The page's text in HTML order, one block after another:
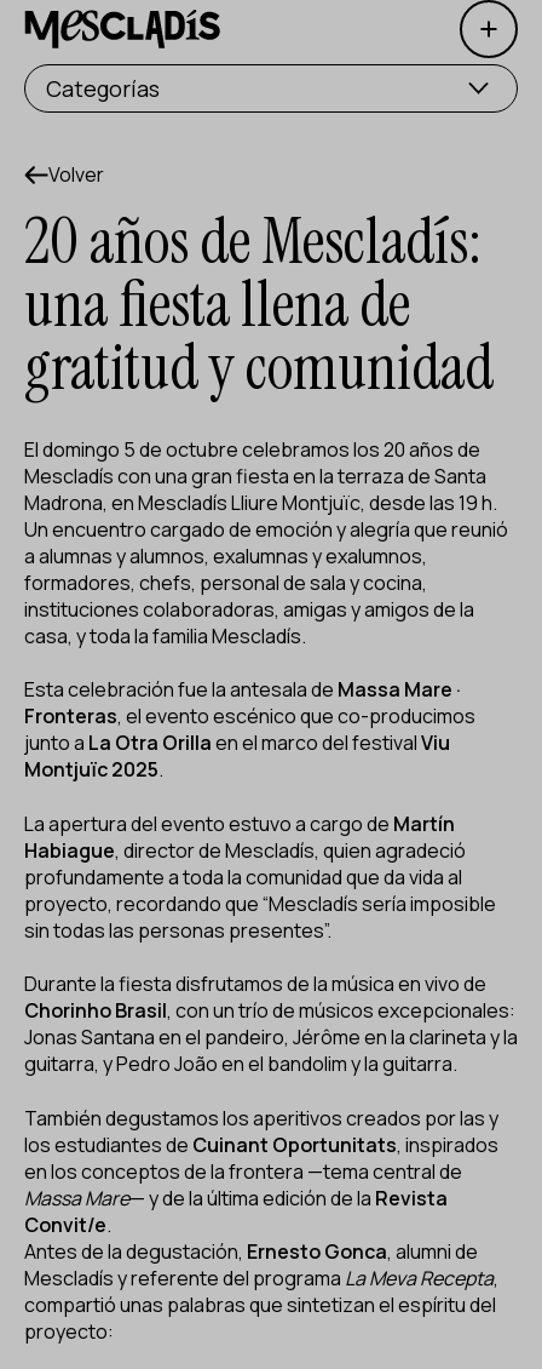
Open
Productora social
Productora de experiencias
Productora de empleo
Productora de conocimiento
Productora cultural
Agenda
Nuestros talleres
Blog
Contacto
Facebook
ES CA EN
Categorías
Volver
20 años de Mescladís:
una fiesta llena de
gratitud y comunidad
El domingo 5 de octubre celebramos los 20 años de
Mescladís con una gran fiesta en la terraza de Santa
Madrona, en Mescladís Lliure Montjuïc, desde las 19 h.
Un encuentro cargado de emoción y alegría que reunió
a alumnas y alumnos, exalumnas y exalumnos,
formadores, chefs, personal de sala y cocina,
instituciones colaboradoras, amigas y amigos de la
casa, y toda la familia Mescladís.
Esta celebración fue la antesala de Massa Mare ·
Fronteras, el evento escénico que co-producimos
junto a La Otra Orillaen el marco del festivalViu
Montjuïc 2025.
La apertura del evento estuvo a cargo de Martín
Habiague, director de Mescladís, quien agradeció
profundamente a toda la comunidad que da vida al
proyecto, recordando que “Mescladís sería imposible
sin todas las personas presentes”.
Durante la fiesta disfrutamos de la música en vivo de
Chorinho Brasil, con un trío de músicos excepcionales:
Jonas Santana en el pandeiro, Jérôme en la clarineta y la
guitarra, y Pedro João en el bandolim y la guitarra.
También degustamos los aperitivos creados por las y
los estudiantes de Cuinant Oportunitats, inspirados
en los conceptos de la frontera —tema central de
Massa Mare— y de la última edición de la Revista
Convit/e.
Antes de la degustación, Ernesto Gonca, alumni de
Mescladís y referente del programa La Meva Recepta,
compartió unas palabras que sintetizan el espíritu del
proyecto: